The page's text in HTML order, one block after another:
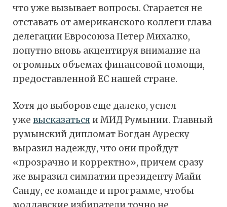
что уже вызывает вопросы. Старается не
отставать от американского коллеги глава
делегации Евросоюза Петер Михалко,
попутно вновь акцентируя внимание на
огромных объемах финансовой помощи,
предоставленной ЕС нашей стране.
Хотя до выборов еще далеко, успел
уже высказатьсяи МИД Румынии. Главный
румынский дипломат Богдан Ауреску
выразил надежду, что они пройдут
«прозрачно и корректно», причем сразу
же выразил симпатии президенту Майи
Санду, ее команде и программе, чтобы